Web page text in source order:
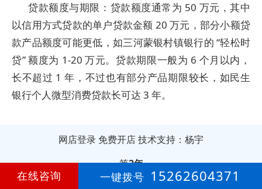
贷款额度与期限：贷款额度通常为 50 万元，其中
以信用方式贷款的单户贷款金额 20 万元，部分小额贷
款产品额度可能更低，如三河蒙银村镇银行的 “轻松时
贷” 额度为 1-20 万元。贷款期限一般为 6 个月以内，
长不超过 1 年，不过也有部分产品期限较长，如民生
银行个人微型消费贷款长可达 3 年。
网店登录 免费开店技术支持：杨宇
第2年
在线咨询 一键拨号 15262604371